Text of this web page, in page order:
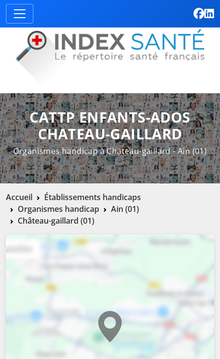
CATTP ENFANTS-ADOS
CHATEAU-GAILLARD
Organismes handicap à Château-gaillard - Ain (01)
Accueil
Établissements handicaps
Organismes handicap
Ain (01)
Château-gaillard (01)